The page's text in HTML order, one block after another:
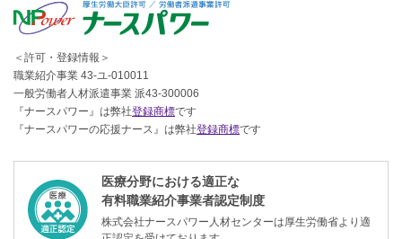
＜許可・登録情報＞
職業紹介事業 43-ユ-010011
一般労働者人材派遣事業 派43-300006
『ナースパワー』は弊社登録商標です
『ナースパワーの応援ナース』は弊社登録商標です
医療分野における適正な
有料職業紹介事業者認定制度
株式会社ナースパワー人材センターは厚生労働省より適